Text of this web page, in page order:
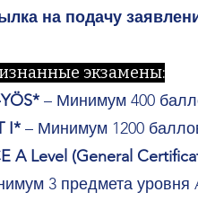
на подачу
экзамены:
– Минимум 400
I* – Минимум 1200
A Level (General
3 предмета уровня